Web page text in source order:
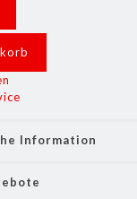
Information